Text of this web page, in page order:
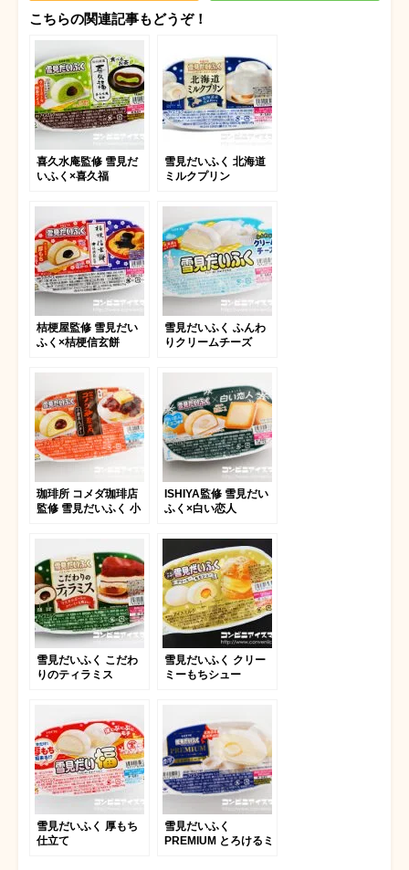
こちらの関連記事もどうぞ！
喜久水庵監修 雪見だ
いふく×喜久福
雪見だいふく 北海道
ミルクプリン
桔梗屋監修 雪見だい
ふく×桔梗信玄餅
雪見だいふく ふんわ
りクリームチーズ
珈琲所 コメダ珈琲店
監修 雪見だいふく 小
ISHIYA監修 雪見だい
ふく×白い恋人
雪見だいふく こだわ
りのティラミス
雪見だいふく クリー
ミーもちシュー
雪見だいふく 厚もち
仕立て
雪見だいふく
PREMIUM とろけるミ